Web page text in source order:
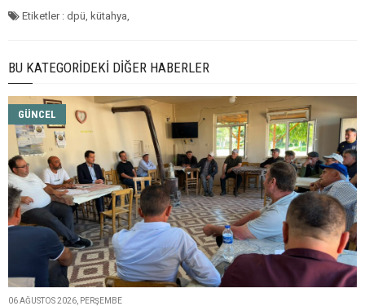
Etiketler : dpü, kütahya,
BU KATEGORIDEKI DIĞER HABERLER
GÜNCEL
06 AĞUSTOS 2026, PERŞEMBE